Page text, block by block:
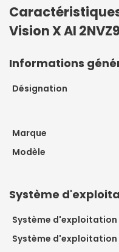
Caractéristiques
Vision X AI
Informations
Désignation
Marque
Modèle
Système
Système d'exploitation
Système d'exploitation